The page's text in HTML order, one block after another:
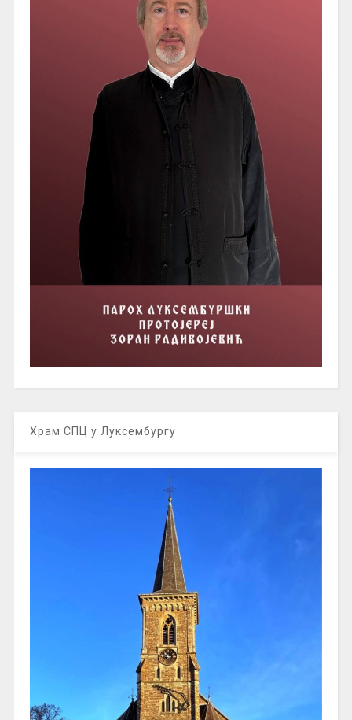
Храм СПЦ у Луксембургу